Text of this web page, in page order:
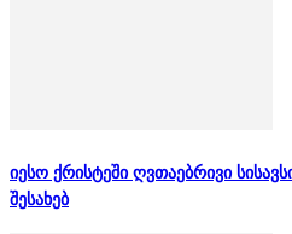
იესო ქრისტეში ღვთაებრივი
შესახებ